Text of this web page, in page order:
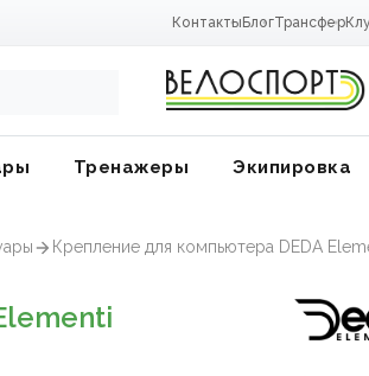
Контакты БлогТрансфер
Тренажеры Экипировка
Крепление для компьютера DEDA